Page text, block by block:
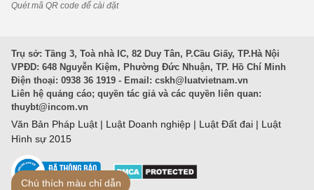
Quét mã QR code để cài đặt
Trụ sở: Tầng 3, Toà nhà IC, 82 Duy Tân, P.Cầu Giấy, TP.Hà Nội
VPĐD: 648 Nguyễn Kiệm, Phường Đức Nhuận, TP. Hồ Chí Minh
Điện thoại: 0938 36 1919 - Email: cskh@luatvietnam.vn
Liên hệ quảng cáo; quyền tác giả và các quyền liên quan:
thuybt@incom.vn
Văn Bản Pháp Luật | Luật Doanh nghiệp | Luật Đất đai | Luật
Hình sự 2015
Chú thích màu chỉ dẫn